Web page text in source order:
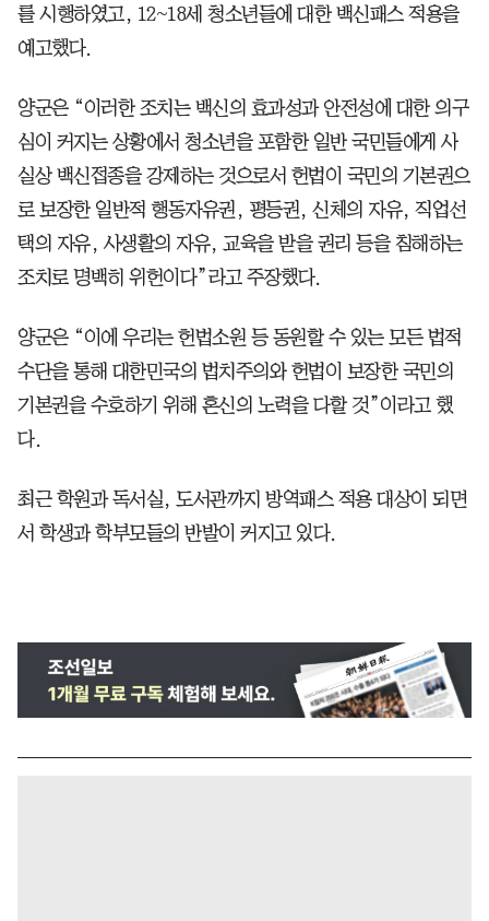
를 시행하였고, 12~18세 청소년들에 대한 백신패스 적용을
예고했다.
양군은 “이러한 조치는 백신의 효과성과 안전성에 대한 의구
심이 커지는 상황에서 청소년을 포함한 일반 국민들에게 사
실상 백신접종을 강제하는 것으로서 헌법이 국민의 기본권으
로 보장한 일반적 행동자유권, 평등권, 신체의 자유, 직업선
택의 자유, 사생활의 자유, 교육을 받을 권리 등을 침해하는
조치로 명백히 위헌이다”라고 주장했다.
양군은 “이에 우리는 헌법소원 등 동원할 수 있는 모든 법적
수단을 통해 대한민국의 법치주의와 헌법이 보장한 국민의
기본권을 수호하기 위해 혼신의 노력을 다할 것”이라고 했
다.
최근 학원과 독서실, 도서관까지 방역패스 적용 대상이 되면
서 학생과 학부모들의 반발이 커지고 있다.